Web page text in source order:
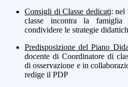
Consigli di Classe dedicati: nel
classe incontra la
condividere le strategie
Predisposizione del Piano
docente di Coordinatore di
di osservazione e in
redige il PDP